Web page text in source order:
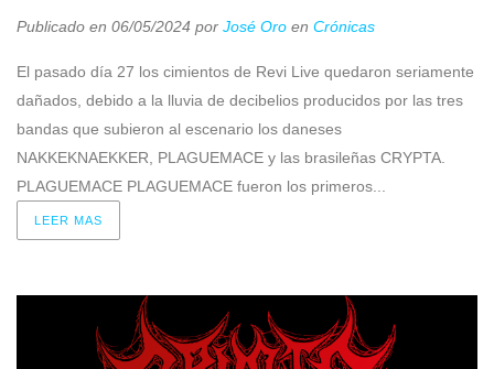
Publicado en 06/05/2024 por José Oro en Crónicas
El pasado día 27 los cimientos de Revi Live quedaron seriamente
dañados, debido a la lluvia de decibelios producidos por las tres
bandas que subieron al escenario los daneses
NAKKEKNAEKKER, PLAGUEMACE y las brasileñas CRYPTA.
PLAGUEMACE PLAGUEMACE fueron los primeros...
LEER MAS